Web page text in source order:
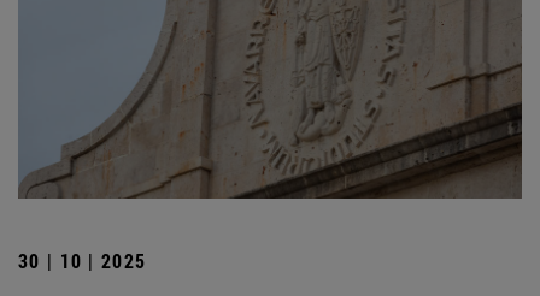
30 | 10 | 2025